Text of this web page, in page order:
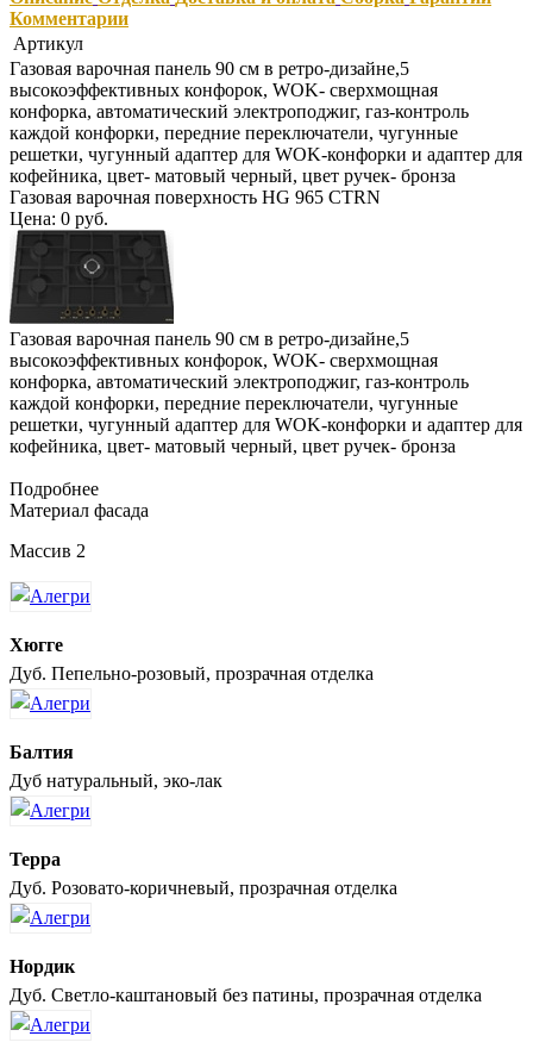
Комментарии
Артикул
Газовая варочная панель 90 см в ретро-дизайне,5
высокоэффективных конфорок, WOK- сверхмощная
конфорка, автоматический электроподжиг, газ-контроль
каждой конфорки, передние переключатели, чугунные
решетки, чугунный адаптер для WOK-конфорки и адаптер для
кофейника, цвет- матовый черный, цвет ручек- бронза
Газовая варочная поверхность HG 965 CTRN
Цена: 0 руб.
Газовая варочная панель 90 см в ретро-дизайне,5
высокоэффективных конфорок, WOK- сверхмощная
конфорка, автоматический электроподжиг, газ-контроль
каждой конфорки, передние переключатели, чугунные
решетки, чугунный адаптер для WOK-конфорки и адаптер для
кофейника, цвет- матовый черный, цвет ручек- бронза
Подробнее
Материал фасада
Массив 2
Хюгге
Дуб. Пепельно-розовый, прозрачная отделка
Балтия
Дуб натуральный, эко-лак
Терра
Дуб. Розовато-коричневый, прозрачная отделка
Нордик
Дуб. Светло-каштановый без патины, прозрачная отделка